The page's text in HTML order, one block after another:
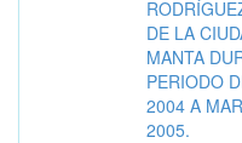
DE LA
MANTA
PERIODO
2004 A
2005.